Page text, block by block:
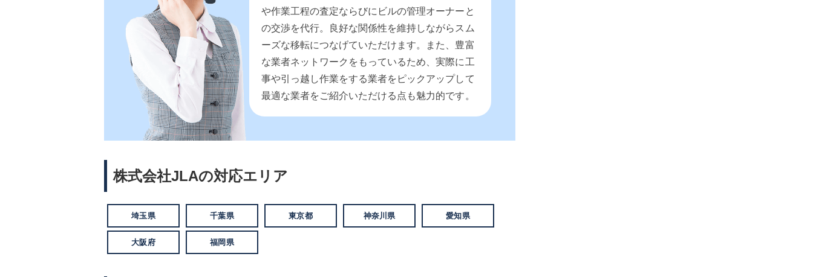
や作業工程の査定ならびにビルの管理オーナーと
の交渉を代行。良好な関係性を維持しながらスム
ーズな移転につなげていただけます。また、豊富
な業者ネットワークをもっているため、実際に工
事や引っ越し作業をする業者をピックアップして
最適な業者をご紹介いただける点も魅力的です。
株式会社JLAの対応エリア
埼玉県 千葉県 東京都 神奈川県 愛知県
大阪府 福岡県